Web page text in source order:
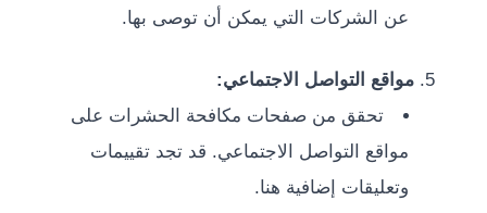
عن الشركات التي يمكن أن توصى بها.
مواقع التواصل الاجتماعي:
تحقق من صفحات مكافحة الحشرات على
مواقع التواصل الاجتماعي. قد تجد تقييمات
وتعليقات إضافية هنا.